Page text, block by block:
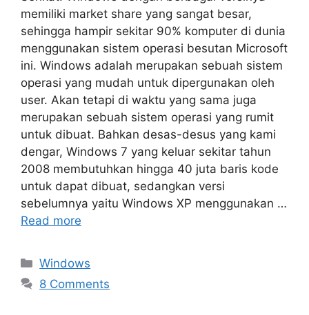
memiliki market share yang sangat besar,
sehingga hampir sekitar 90% komputer di dunia
menggunakan sistem operasi besutan Microsoft
ini. Windows adalah merupakan sebuah sistem
operasi yang mudah untuk dipergunakan oleh
user. Akan tetapi di waktu yang sama juga
merupakan sebuah sistem operasi yang rumit
untuk dibuat. Bahkan desas-desus yang kami
dengar, Windows 7 yang keluar sekitar tahun
2008 membutuhkan hingga 40 juta baris kode
untuk dapat dibuat, sedangkan versi
sebelumnya yaitu Windows XP menggunakan …
Read more
Categories
Windows
8 Comments